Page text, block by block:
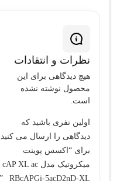
نظرات و انتقادات
هیچ دیدگاهی برای این
محصول نوشته نشده
است.
اولین نفری باشید که
دیدگاهی را ارسال می کنید
برای “اکسس پوینت
میکروتیک مدل cAP XL ac
_ RBcAPGi-5acD2nD-XL”